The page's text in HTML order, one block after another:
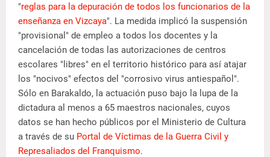
"reglas para la depuración de todos los funcionarios de la
enseñanza en Vizcaya". La medida implicó la suspensión
"provisional" de empleo a todos los docentes y la
cancelación de todas las autorizaciones de centros
escolares "libres" en el territorio histórico para así atajar
los "nocivos" efectos del "corrosivo virus antiespañol".
Sólo en Barakaldo, la actuación puso bajo la lupa de la
dictadura al menos a 65 maestros nacionales, cuyos
datos se han hecho públicos por el Ministerio de Cultura
a través de su Portal de Víctimas de la Guerra Civil y
Represaliados del Franquismo.